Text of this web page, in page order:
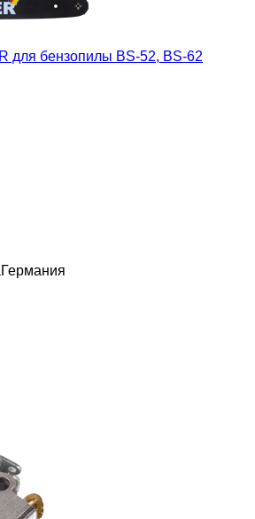
для бензопилы BS-52, BS-62
Германия